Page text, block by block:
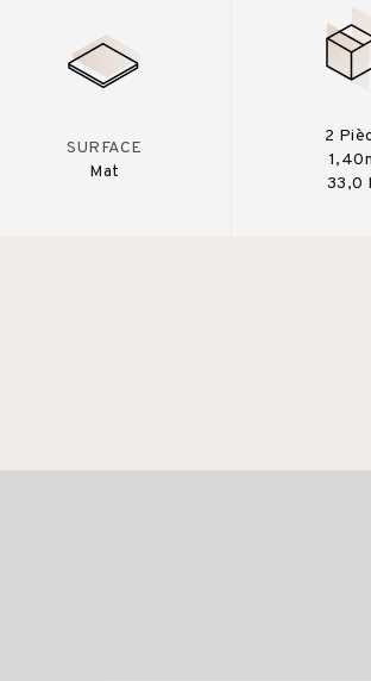
SURFACE
Mat
2
33,0